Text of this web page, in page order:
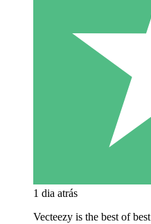
1 dia atrás
Vecteezy is the best of best